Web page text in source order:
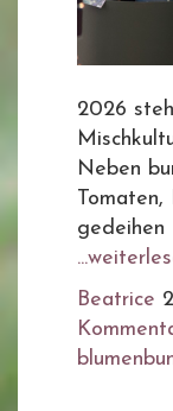
2026
Neben
Tomaten,
gedeihen
Beatrice